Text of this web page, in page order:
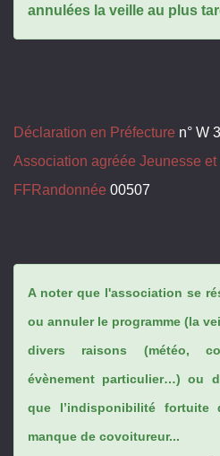
annulées la veille au plus
Déclaration en Préfecture n° W
Association agréée Jeunesse et
FFRandonnée 00507
A noter que l'association se
ou annuler le programme (la
divers raisons (météo,
évènement particulier…) ou
que l’indisponibilité fortuite
manque de covoitureur...